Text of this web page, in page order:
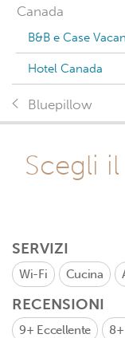
Canada
B&B e Case
Hotel Canada
Bluepillow
Scegli
SERVIZI
Wi-Fi Cucina
RECENSIONI
9+ Eccellente 8+